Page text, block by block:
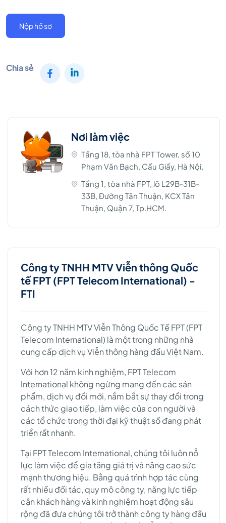
Nộp hồ sơ
Chia sẻ
Nơi làm việc
Tầng 18, tòa nhà FPT Tower, số 10
Phạm Văn Bạch, Cầu Giấy, Hà Nội,
Tầng 1, tòa nhà FPT, lô L29B-31B-
33B, Đường Tân Thuận, KCX Tân
Thuận, Quận 7, Tp.HCM.
Công ty TNHH MTV Viễn thông Quốc
tế FPT (FPT Telecom International) -
FTI
Công ty TNHH MTV Viễn Thông Quốc Tế FPT (FPT
Telecom International) là một trong những nhà
cung cấp dịch vụ Viễn thông hàng đầu Việt Nam.
Với hơn 12 năm kinh nghiệm, FPT Telecom
International không ngừng mang đến các sản
phẩm, dịch vụ đổi mới, nắm bắt sự thay đổi trong
cách thức giao tiếp, làm việc của con người và
các tổ chức trong thời đại kỹ thuật số đang phát
triển rất nhanh.
Tại FPT Telecom International, chúng tôi luôn nỗ
lực làm việc để gia tăng giá trị và nâng cao sức
mạnh thương hiệu. Bằng quá trình hợp tác cùng
rất nhiều đối tác, quy mô công ty, năng lực tiếp
cận khách hàng và kinh nghiệm hoạt động sâu
rộng đã đưa chúng tôi trở thành công ty hàng đầu